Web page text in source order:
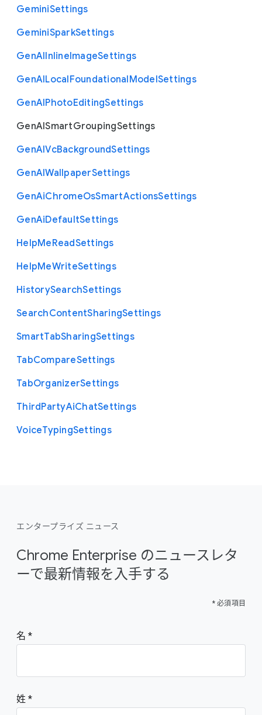
GeminiSettings
GeminiSparkSettings
GenAIInlineImageSettings
GenAILocalFoundationalModelSettings
GenAIPhotoEditingSettings
GenAISmartGroupingSettings
GenAIVcBackgroundSettings
GenAIWallpaperSettings
GenAiChromeOsSmartActionsSettings
GenAiDefaultSettings
HelpMeReadSettings
HelpMeWriteSettings
HistorySearchSettings
SearchContentSharingSettings
SmartTabSharingSettings
TabCompareSettings
TabOrganizerSettings
ThirdPartyAiChatSettings
VoiceTypingSettings
エンタープライズ ニュース
Chrome Enterprise のニュースレタ
ーで最新情報を入手する
* 必須項目
名
姓